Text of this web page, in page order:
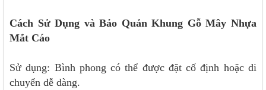
Cách Sử Dụng và Bảo Quản Khung Gỗ Mây Nhựa
Mắt Cáo
Sử dụng: Bình phong có thể được đặt cố định hoặc di
chuyển dễ dàng.